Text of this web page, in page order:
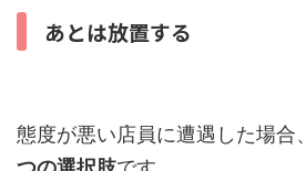
あとは放置する
態度が悪い店員に遭遇した場合、